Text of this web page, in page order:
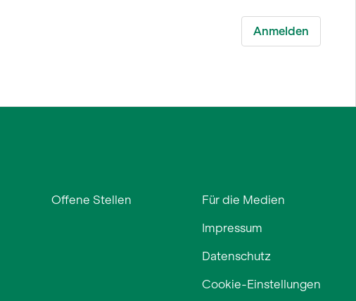
Offene Stellen
Für die Medien
Impressum
Datenschutz
Cookie-Einstellungen